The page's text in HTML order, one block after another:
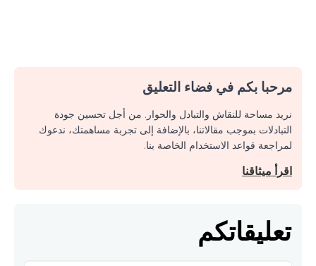
مرحبا بكم في فضاء التعليق
نريد مساحة للنقاش والتبادل والحوار. من أجل تحسين جودة
التبادلات بموجب مقالاتنا، بالإضافة إلى تجربة مساهمتك، ندعوك
لمراجعة قواعد الاستخدام الخاصة بنا.
اقرأ ميثاقنا
تعليقاتكم